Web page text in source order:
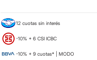
12 cuotas sin interés
-10% + 6 CSI ICBC
-10% + 9 cuotas* | MODO